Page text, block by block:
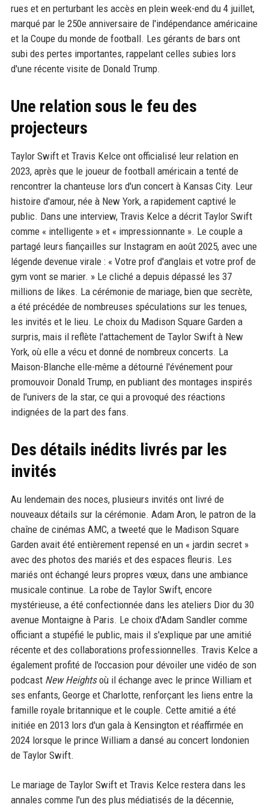
rues et en perturbant les accès en plein week-end du 4 juillet,
marqué par le 250e anniversaire de l'indépendance américaine
et la Coupe du monde de football. Les gérants de bars ont
subi des pertes importantes, rappelant celles subies lors
d'une récente visite de Donald Trump.
Une relation sous le feu des
projecteurs
Taylor Swift et Travis Kelce ont officialisé leur relation en
2023, après que le joueur de football américain a tenté de
rencontrer la chanteuse lors d'un concert à Kansas City. Leur
histoire d'amour, née à New York, a rapidement captivé le
public. Dans une interview, Travis Kelce a décrit Taylor Swift
comme « intelligente » et « impressionnante ». Le couple a
partagé leurs fiançailles sur Instagram en août 2025, avec une
légende devenue virale : « Votre prof d'anglais et votre prof de
gym vont se marier. » Le cliché a depuis dépassé les 37
millions de likes. La cérémonie de mariage, bien que secrète,
a été précédée de nombreuses spéculations sur les tenues,
les invités et le lieu. Le choix du Madison Square Garden a
surpris, mais il reflète l'attachement de Taylor Swift à New
York, où elle a vécu et donné de nombreux concerts. La
Maison-Blanche elle-même a détourné l'événement pour
promouvoir Donald Trump, en publiant des montages inspirés
de l'univers de la star, ce qui a provoqué des réactions
indignées de la part des fans.
Des détails inédits livrés par les
invités
Au lendemain des noces, plusieurs invités ont livré de
nouveaux détails sur la cérémonie. Adam Aron, le patron de la
chaîne de cinémas AMC, a tweeté que le Madison Square
Garden avait été entièrement repensé en un « jardin secret »
avec des photos des mariés et des espaces fleuris. Les
mariés ont échangé leurs propres vœux, dans une ambiance
musicale continue. La robe de Taylor Swift, encore
mystérieuse, a été confectionnée dans les ateliers Dior du 30
avenue Montaigne à Paris. Le choix d'Adam Sandler comme
officiant a stupéfié le public, mais il s'explique par une amitié
récente et des collaborations professionnelles. Travis Kelce a
également profité de l'occasion pour dévoiler une vidéo de son
podcast New Heightsoù il échange avec le prince William et
ses enfants, George et Charlotte, renforçant les liens entre la
famille royale britannique et le couple. Cette amitié a été
initiée en 2013 lors d'un gala à Kensington et réaffirmée en
2024 lorsque le prince William a dansé au concert londonien
de Taylor Swift.
Le mariage de Taylor Swift et Travis Kelce restera dans les
annales comme l'un des plus médiatisés de la décennie,